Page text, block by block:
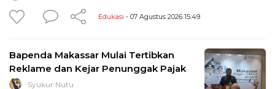
Edukasi - 07 Agustus 2026 15:49
Bapenda Makassar Mulai Tertibkan
Reklame dan Kejar Penunggak Pajak
Syukur Nutu